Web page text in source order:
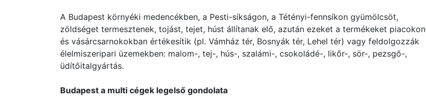
A Budapest környéki medencékben, a Pesti-síkságon, a Tétényi-fennsíkon gyümölcsöt,
zöldséget termesztenek, tojást, tejet, húst állítanak elő, azután ezeket a termékeket piacokon
és vásárcsarnokokban értékesítik (pl. Vámház tér, Bosnyák tér, Lehel tér) vagy feldolgozzák
élelmiszeripari üzemekben: malom-, tej-, hús-, szalámi-, csokoládé-, likőr-, sör-, pezsgő-,
üdítőitalgyártás.
Budapest a multi cégek legelső gondolata